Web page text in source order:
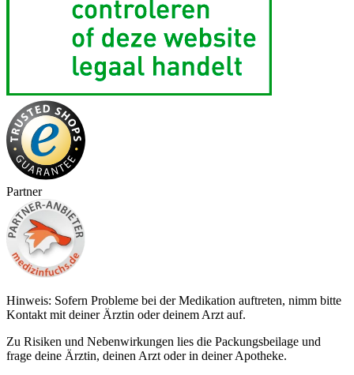
Partner
Hinweis: Sofern Probleme bei der Medikation auftreten, nimm bitte
Kontakt mit deiner Ärztin oder deinem Arzt auf.
Zu Risiken und Nebenwirkungen lies die Packungsbeilage und
frage deine Ärztin, deinen Arzt oder in deiner Apotheke.